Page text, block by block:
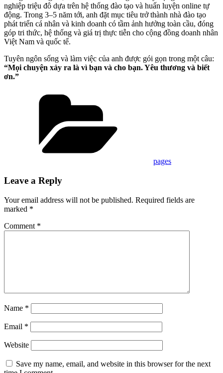
nghiệp triệu đô dựa trên hệ thống đào tạo và huấn luyện online tự
động. Trong 3–5 năm tới, anh đặt mục tiêu trở thành nhà đào tạo
phát triển cá nhân và kinh doanh có tầm ảnh hưởng toàn cầu, đóng
góp tri thức, hệ thống và giá trị thực tiễn cho cộng đồng doanh nhân
Việt Nam và quốc tế.
Tuyên ngôn sống và làm việc của anh được gói gọn trong một câu:
“Mọi chuyện xảy ra là vì bạn và cho bạn. Yêu thương và biết
ơn.”
pages
Leave a Reply
Your email address will not be published. Required fields are
marked *
Comment *
Name *
Email *
Website
Save my name, email, and website in this browser for the next